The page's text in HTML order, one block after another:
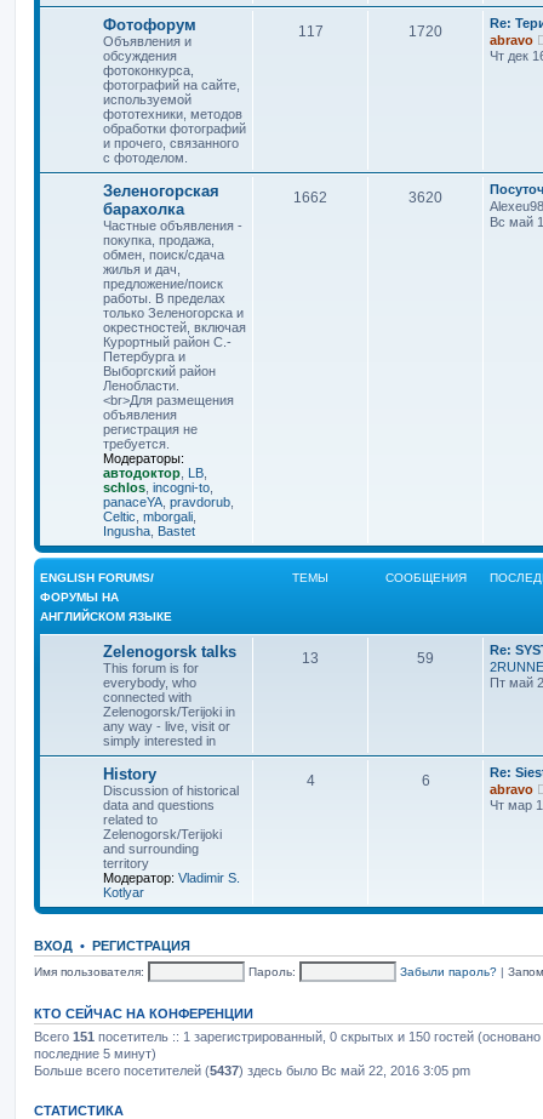
н
и
Фотофорум
Объявления и
обсуждения
фотоконкурса,
фотографий на сайте,
используемой
фототехники, методов
обработки фотографий
и прочего, связанного
с фотоделом.
117 1720
Re:
abravo
Чт дек
Зеленогорская
барахолка
Частные объявления -
покупка, продажа,
обмен, поиск/сдача
жилья и дач,
предложение/поиск
работы. В пределах
только Зеленогорска и
окрестностей, включая
Курортный район С.-
Петербурга и
Выборгский район
Ленобласти.
<br>Для размещения
объявления
регистрация не
требуется.
Модераторы:
автодоктор LB
schlos incogni-to
panaceYA pravdorub
Celtic mborgali
Ingusha Bastet
1662 3620
Alexeu98
Вс май
ENGLISH FORUMS/
ФОРУМЫ НА
АНГЛИЙСКОМ ЯЗЫКЕ
ТЕМЫ СООБЩЕНИЯ
Zelenogorsk talks
This forum is for
everybody, who
connected with
Zelenogorsk/Terijoki in
any way - live, visit or
simply interested in
13 59
Re:
Пт май
History
Discussion of historical
data and questions
related to
Zelenogorsk/Terijoki
and surrounding
territory
Модератор: Vladimir S.
Kotlyar
4 6
Re:
abravo
Чт мар
ВХОД • РЕГИСТРАЦИЯ
Имя пользователя: Пароль: Забыли пароль? |
КТО СЕЙЧАС НА КОНФЕРЕНЦИИ
Всего 151 посетитель :: 1 зарегистрированный, 0 скрытых и 150 гостей
последние 5 минут)
Больше всего посетителей (5437) здесь было Вс май 22, 2016 3:05 pm
СТАТИСТИКА